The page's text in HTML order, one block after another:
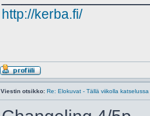
http://kerba.fi/
Viestin otsikko: Re: Elokuvat - Tällä viikolla katselussa